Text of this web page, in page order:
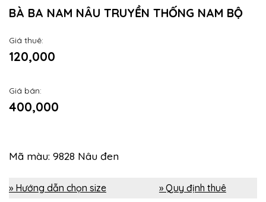
BÀ BA NAM NÂU TRUYỀN THỐNG NAM BỘ
Giá thuê:
120,000
Giá bán:
400,000
Mã màu: 9828 Nâu đen
» Hướng dẫn chọn size » Quy định thuê